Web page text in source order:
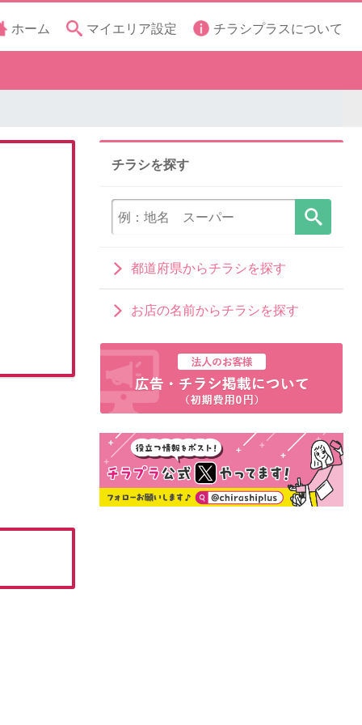
ホーム マイエリア設定 チラシプラスについて
チラシを探す
都道府県からチラシを探す
お店の名前からチラシを探す